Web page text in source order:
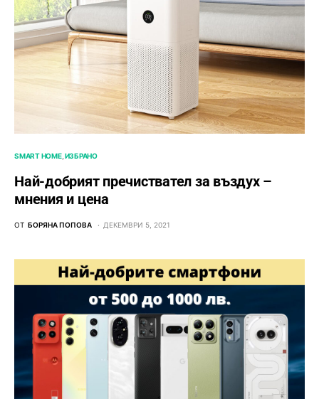
SMART HOME ИЗБРАНО
Най-добрият пречиствател за въздух –
мнения и цена
ОТ БОРЯНА ПОПОВА ДЕКЕМВРИ 5, 2021